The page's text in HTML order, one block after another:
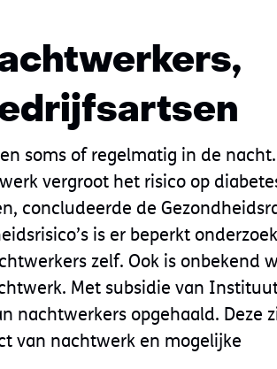
soms of regelmatig in de
vergroot het risico op
concludeerde de
is er beperkt onderzoek
zelf. Ook is onbekend
Met subsidie van
nachtwerkers opgehaald. Deze
van nachtwerk en mogelijke